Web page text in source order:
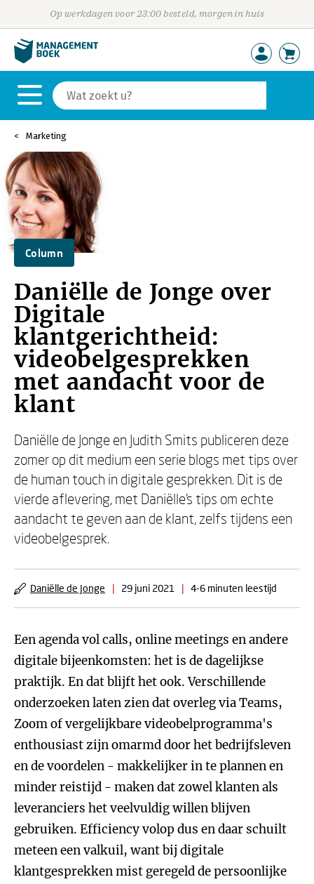
Op werkdagen voor 23:00 besteld, morgen in huis
Marketing
Column
Daniëlle de Jonge over
Digitale
klantgerichtheid:
videobelgesprekken
met aandacht voor de
klant
Daniëlle de Jonge en Judith Smits publiceren deze
zomer op dit medium een serie blogs met tips over
de human touch in digitale gesprekken. Dit is de
vierde aflevering, met Daniëlle's tips om echte
aandacht te geven aan de klant, zelfs tijdens een
videobelgesprek.
Daniëlle de Jonge | 29 juni 2021 | 4-6 minuten leestijd
Een agenda vol calls, online meetings en andere
digitale bijeenkomsten: het is de dagelijkse
praktijk. En dat blijft het ook. Verschillende
onderzoeken laten zien dat overleg via Teams,
Zoom of vergelijkbare videobelprogramma's
enthousiast zijn omarmd door het bedrijfsleven
en de voordelen - makkelijker in te plannen en
minder reistijd - maken dat zowel klanten als
leveranciers het veelvuldig willen blijven
gebruiken. Efficiency volop dus en daar schuilt
meteen een valkuil, want bij digitale
klantgesprekken mist geregeld de persoonlijke